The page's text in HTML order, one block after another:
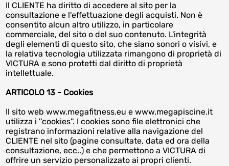
Il CLIENTE ha diritto di accedere al sito per la
consultazione e l'effettuazione degli acquisti. Non è
consentito alcun altro utilizzo, in particolare
commerciale, del sito o del suo contenuto. L'integrità
degli elementi di questo sito, che siano sonori o visivi, e
la relativa tecnologia utilizzata rimangono di proprietà di
VICTURA e sono protetti dal diritto di proprietà
intellettuale.
ARTICOLO 13 - Cookies
Il sito web www.megafitness.eu e www.megapiscine.it
utilizza i ''cookies''. I cookies sono file elettronici che
registrano informazioni relative alla navigazione del
CLIENTE nel sito (pagine consultate, data ed ora della
consultazione, ecc..) e che permettono a VICTURA di
offrire un servizio personalizzato ai propri clienti.